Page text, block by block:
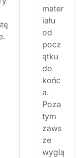
mater
iału
od
pocz
ątku
do
końc
a.
Poza
tym
zaws
ze
wyglą